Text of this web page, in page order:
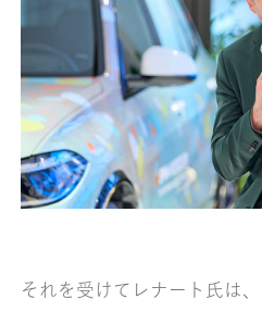
それを受けてレナート氏は